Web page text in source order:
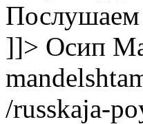
Послушаем
]]> Осип
/russkaja-